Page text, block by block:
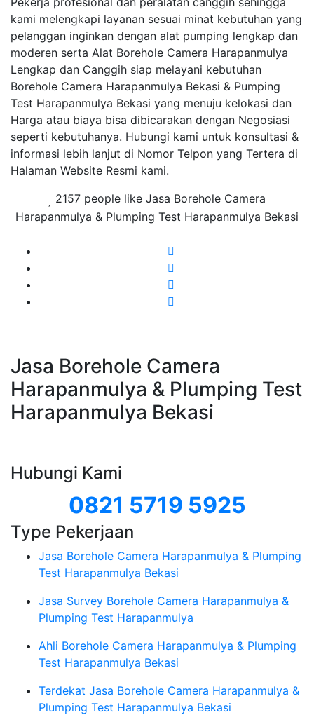
kami melengkapi layanan sesuai minat kebutuhan yang
pelanggan inginkan dengan alat pumping lengkap dan
moderen serta Alat Borehole Camera Harapanmulya
Lengkap dan Canggih siap melayani kebutuhan
Borehole Camera Harapanmulya Bekasi & Pumping
Test Harapanmulya Bekasi yang menuju kelokasi dan
Harga atau biaya bisa dibicarakan dengan Negosiasi
seperti kebutuhanya. Hubungi kami untuk konsultasi &
informasi lebih lanjut di Nomor Telpon yang Tertera di
Halaman Website Resmi kami.
2157 people like Jasa Borehole Camera
Harapanmulya & Plumping Test Harapanmulya Bekasi
Jasa Borehole Camera
Harapanmulya & Plumping Test
Harapanmulya Bekasi
Hubungi Kami
0821 5719 5925
Type Pekerjaan
Jasa Borehole Camera Harapanmulya & Plumping
Test Harapanmulya Bekasi
Jasa Survey Borehole Camera Harapanmulya &
Plumping Test Harapanmulya
Ahli Borehole Camera Harapanmulya & Plumping
Test Harapanmulya Bekasi
Terdekat Jasa Borehole Camera Harapanmulya &
Plumping Test Harapanmulya Bekasi